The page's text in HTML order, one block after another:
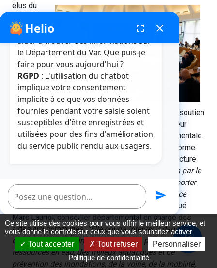
élus du
départemental du Var ont de nouveau affirmé leur soutien
aux communes varoises, notamment en ancrant leur
intention de créer une agence technique départementale.
Dénommée Var ingénierie et constituée sous la forme
d’un établissement public administratif, cette structure
“fonctionnera avec des moyens mis à disposition par le
Conseil départemental et aura la possibilité d’apporter
aux collectivités qui la composent toute assistance
d’ordre technique, juridique ou financier”
, a expliqué
Marc Lauriol, conseiller départemental en charge des
aides aux communes.“Elle pourra intervenir dans les
domaines de l'assainissement et de la protection des
ressources en eau, des milieux aquatiques et de
prévention des inondations, de la voirie, de la mobilité,
close
Helio fenêtre de chatbot
fullscreen close
Bonjour, je suis Helio. Je peux vous
aider à trouver des informations sur
le Département du Var. Que puis-je
faire pour vous aujourd'hui ?
RGPD : L'utilisation du chatbot
implique votre consentement
implicite à ce que vos données
fournies pendant votre saisie soient
susceptibles d'être enregistrées et
utilisées pour des fins d'amélioration
du service public rendu aux usagers.
Poser une question send
Ce site utilise des cookies pour vous offrir le meilleur service, et
vous donne le contrôle sur ceux que vous souhaitez activer
Tout accepter
Tout refuser
Personnaliser
Politique de confidentialité